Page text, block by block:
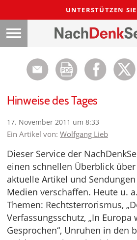
UNTERSTÜTZEN
Hinweise des Tages
17. November 2011 um 8:33
Ein Artikel von: Wolfgang Lieb
Dieser Service der
einen schnellen Überblick
aktuelle Artikel und
Medien verschaffen. Heute u.
Themen: Rechtsterrorismus,
Verfassungsschutz, „In Europa
Gesprochen“, Unruhen in den